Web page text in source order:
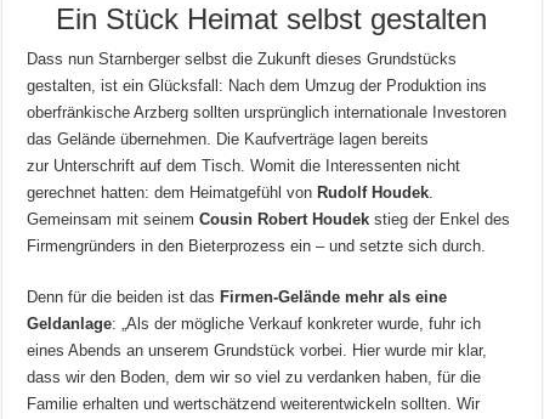
Ein Stück Heimat selbst gestalten
Dass nun Starnberger selbst die Zukunft dieses Grundstücks
gestalten, ist ein Glücksfall: Nach dem Umzug der Produktion ins
oberfränkische Arzberg sollten ursprünglich internationale Investoren
das Gelände übernehmen. Die Kaufverträge lagen bereits
zur Unterschrift auf dem Tisch. Womit die Interessenten nicht
gerechnet hatten: dem Heimatgefühl vonRudolf Houdek
Gemeinsam mit seinemCousin Robert Houdek stieg der Enkel des
Firmengründers in den Bieterprozess ein – und setzte sich durch.
Denn für die beiden ist dasFirmen-Gelände mehr als eine
Geldanlage: „Als der mögliche Verkauf konkreter wurde, fuhr ich
eines Abends an unserem Grundstück vorbei. Hier wurde mir klar,
dass wir den Boden, dem wir so viel zu verdanken haben, für die
Familie erhalten und wertschätzend weiterentwickeln sollten. Wir